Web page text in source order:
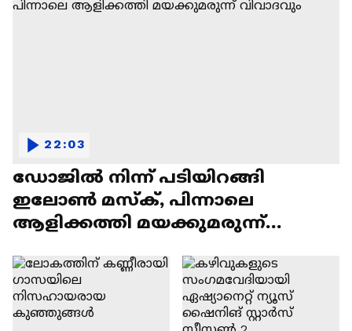
ഡോജിൽ നിന്ന് പടിയിറങ്ങി
ഇലോൺ മസ്ക്, പിന്നാലെ
ആളിക്കത്തി മയക്കുമരുന്ന്
22:03